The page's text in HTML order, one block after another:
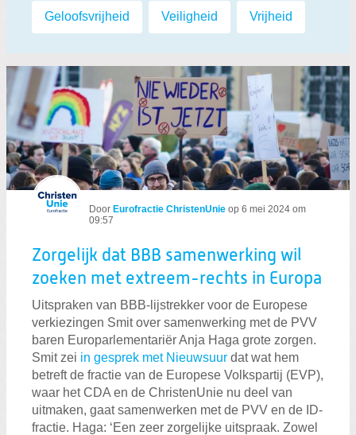
Labels:
Geloofsvrijheid Veiligheid Vrijheid
Door Eurofractie ChristenUnie op 6 mei 2024 om
09:57
Zorgelijk dat BBB samenwerking wil
zoeken met extreem-rechts in Europa
Uitspraken van BBB-lijstrekker voor de Europese
verkiezingen Smit over samenwerking met de PVV
baren Europarlementariër Anja Haga grote zorgen.
Smit zei in gesprek met Nieuwsuur dat wat hem
betreft de fractie van de Europese Volkspartij (EVP),
waar het CDA en de ChristenUnie nu deel van
uitmaken, gaat samenwerken met de PVV en de ID-
fractie. Haga: ‘Een zeer zorgelijke uitspraak. Zowel